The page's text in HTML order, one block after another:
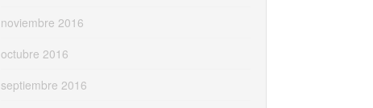
noviembre 2016
octubre 2016
septiembre 2016